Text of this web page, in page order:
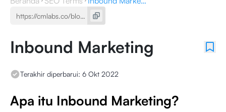
Inbound Marketing
Terakhir diperbarui: 6 Okt 2022
Apa itu Inbound Marketing?